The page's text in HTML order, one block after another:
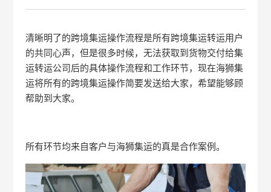
清晰明了的跨境集运操作流程是所有跨境集运转运用户
的共同心声，但是很多时候，无法获取到货物交付给集
运转运公司后的具体操作流程和工作环节，现在海狮集
运将所有的跨境集运操作简要发送给大家，希望能够顾
帮助到大家。
所有环节均来自客户与海狮集运的真是合作案例。